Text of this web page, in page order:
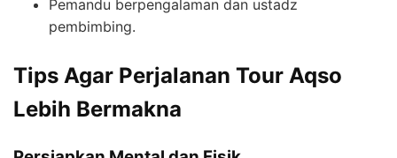
Pemandu berpengalaman dan ustadz
pembimbing.
Tips Agar Perjalanan Tour Aqso
Lebih Bermakna